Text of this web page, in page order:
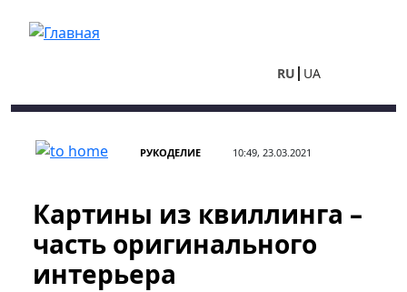
RU UA
РУКОДЕЛИЕ 10:49, 23.03.2021
Картины из квиллинга –
часть оригинального
интерьера